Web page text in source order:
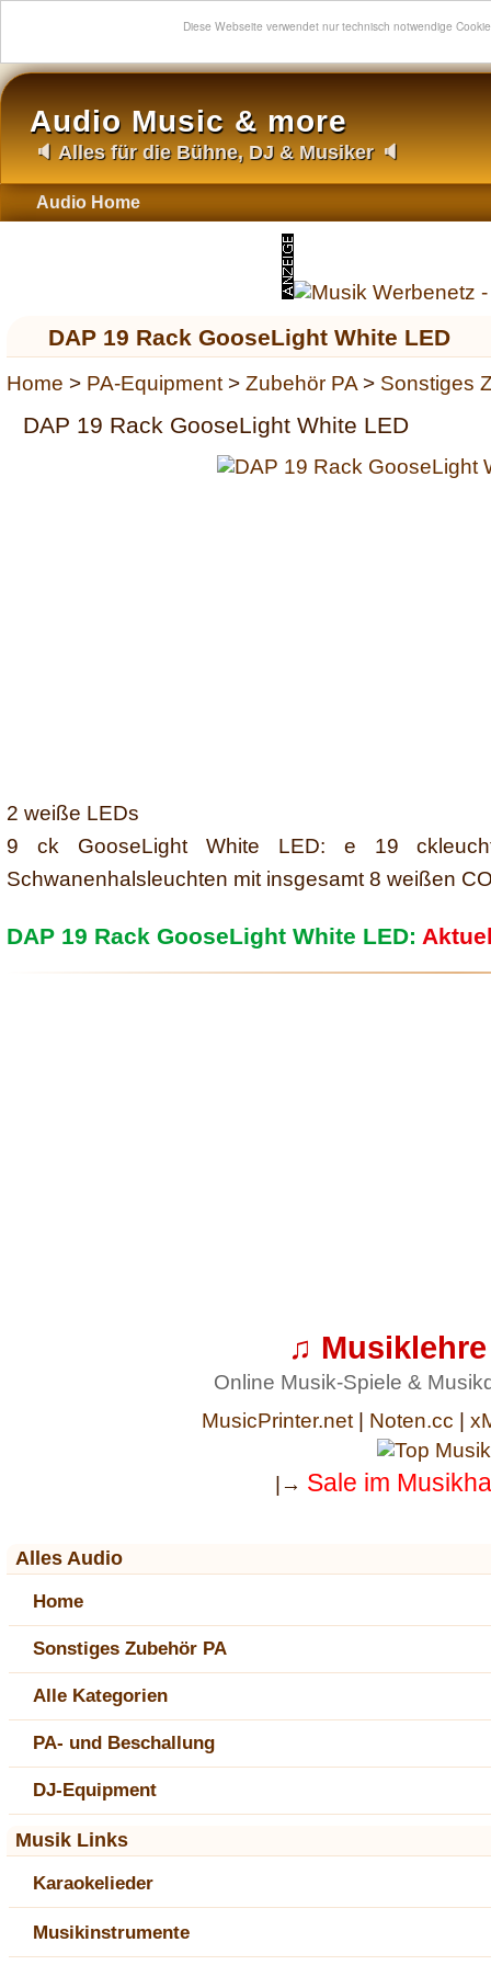
Diese Webseite verwendet nur technisch notwendige
Audio Music & more
🔈 Alles für die Bühne, DJ & Musiker 🔈
Audio Home
DAP 19 Rack GooseLight White LED
Home > PA-Equipment > Zubehör PA > Sonstiges
DAP 19 Rack GooseLight White LED
2 weiße LEDs
9 ck GooseLight White LED: e 19
Schwanenhalsleuchten mit insgesamt 8 weißen
DAP 19 Rack GooseLight White LED:
♫
Online Musik-Spiele &
MusicPrinter.net| Noten.cc
|→ Sale im
Alles Audio
Home
Sonstiges Zubehör PA
Alle Kategorien
PA- und Beschallung
DJ-Equipment
Musik Links
Karaokelieder
Musikinstrumente